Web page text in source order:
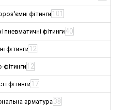
фітинги 101
пневматичні фітинги40
фітинги 12
12
фітинги 17
арматура38